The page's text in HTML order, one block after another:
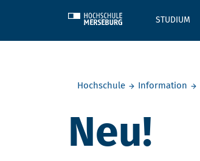
STUDIUM
Hochschule
Information
Neu!